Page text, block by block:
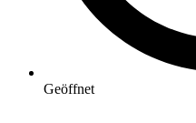
Geöffnet